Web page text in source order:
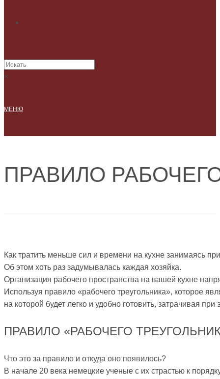
×
МЕНЮ
ПРАВИЛО
Как тратить меньше сил и времени на кухне занимаясь
Об этом хоть раз задумывалась каждая хозяйка.
Организация рабочего пространства на вашей кухне
Используя правило «рабочего треугольника», которое
на которой будет легко и удобно готовить, затрачивая
ПРАВИЛО «РАБОЧЕГО
Что это за правило и откуда оно появилось?
В начале 20 века немецкие ученые с их страстью к